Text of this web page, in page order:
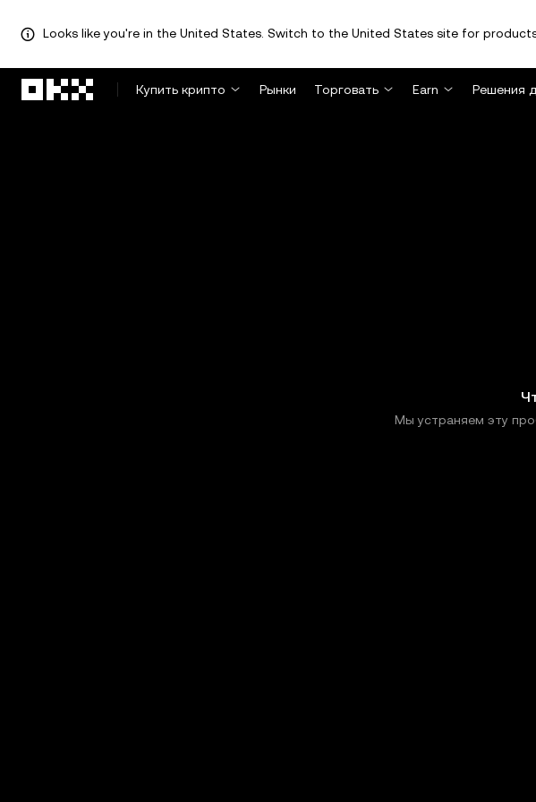
Looks like you're in the United States. Switch to the United States site for products
Купить крипто
Рынки Торговать Earn Решения
Мы устраняем эту